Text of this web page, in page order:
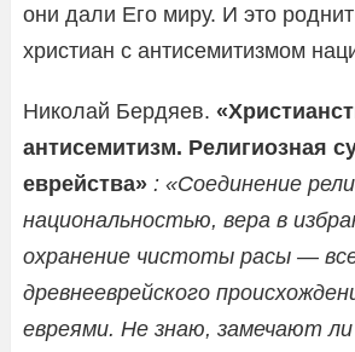
они дали Его миру. И это
христиан с антисемитизмом
Николай Бердяев.
антисемитизм. Религиозная
еврейства» : «Соединение
национальностью, вера в
охранение чистоты расы —
древнееврейского
евреями. Не знаю, замечают ли